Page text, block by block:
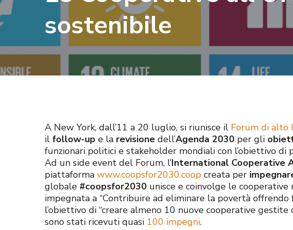
sostenibile
A New York, dall’11 a 20 luglio, si riunisce il Forum di alto
il follow-up e la revisione dell’Agenda 2030 per gli
funzionari politici e stakeholder mondiali con l’obiettivo
Ad un side event del Forum, l’International Cooperative
piattaforma www.coopsfor2030.coop creata per
globale #coopsfor2030 unisce e coinvolge le
impegnata a “Contribuire ad eliminare la povertà offrendo
l’obiettivo di “creare almeno 10 nuove cooperative
sono stati ricevuti quasi 100 impegni.